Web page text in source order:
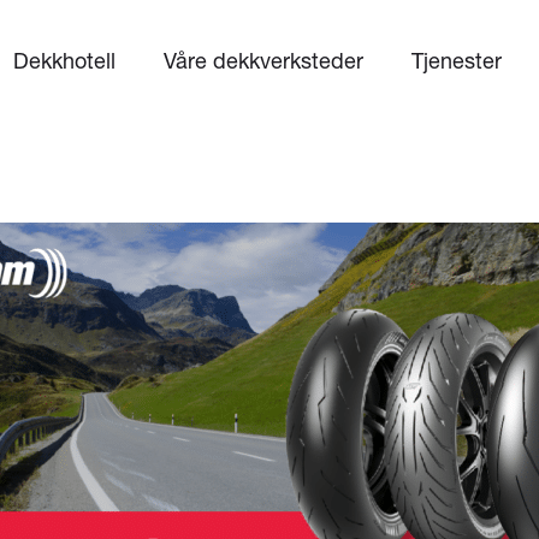
Dekkhotell Våre dekkverksteder Tjenester